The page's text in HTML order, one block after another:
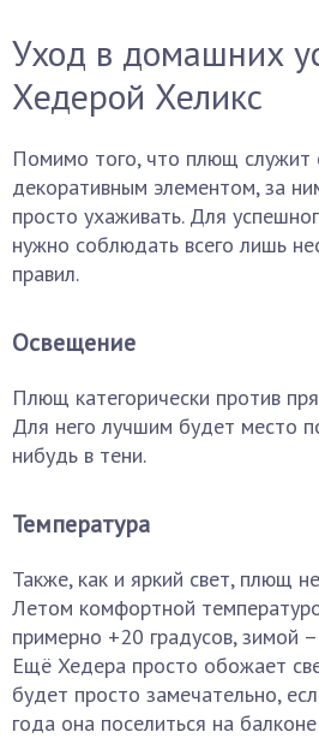
Уход в домашних
Хедерой Хеликс
Помимо того, что плющ служит
декоративным элементом, за
просто ухаживать. Для
нужно соблюдать всего лишь
правил.
Освещение
Плющ категорически против
Для него лучшим будет место
нибудь в тени.
Температура
Также, как и яркий свет, плющ
Летом комфортной
примерно +20 градусов, зимой
Ещё Хедера просто обожает
будет просто замечательно,
года она поселиться на